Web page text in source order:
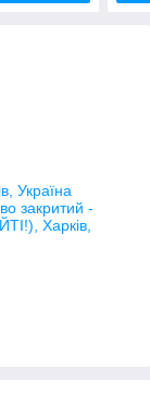
Україна
закритий -
Харків,